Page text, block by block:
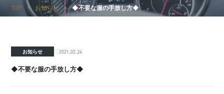
TOP お知らせ ◆不要な服の手放し方◆
お知らせ 2021.02.24
◆不要な服の手放し方◆